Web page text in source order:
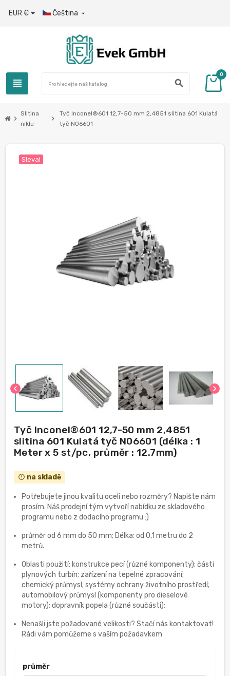
EUR € Čeština 
view_headline search
0
chevron_right
Slitina
niklu
chevron_right
Tyč Inconel®601 12,7-50 mm 2,4851 slitina 601 Kulatá
tyč N06601
chevron_left chevron_right
Sleva!
Tyč Inconel®601 12,7-50 mm 2,4851
slitina 601 Kulatá tyč N06601 (délka : 1
Meter x 5 st/pc, průměr : 12.7mm)
error_outline na skladě
Potřebujete jinou kvalitu oceli nebo rozměry? Napište nám
prosím. Náš prodejní tým vytvoří nabídku ze skladového
programu nebo z dodacího programu :)
průměr od 6 mm do 50 mm; Délka: od 0,1 metru do 2
metrů.
Oblasti použití: konstrukce pecí (různé komponenty); části
plynových turbín; zařízení na tepelné zpracování;
chemický průmysl; systémy ochrany životního prostředí;
automobilový průmysl (komponenty pro dieselové
motory); dopravník popela (různé součásti);
Nenašli jste požadované velikosti? Stačí nás kontaktovat!
Rádi vám pomůžeme s vaším požadavkem
průměr